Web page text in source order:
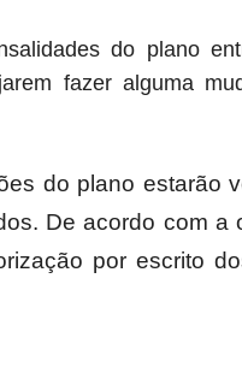
do plano
fazer alguma
do plano estarão
De acordo com a
por escrito